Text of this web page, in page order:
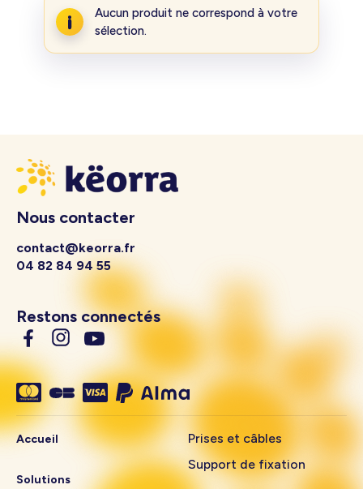
Aucun produit ne correspond à votre
sélection.
Nous contacter
contact@keorra.fr
04 82 84 94 55
Restons connectés
Accueil
Solutions
Prises et câbles
Support de fixation